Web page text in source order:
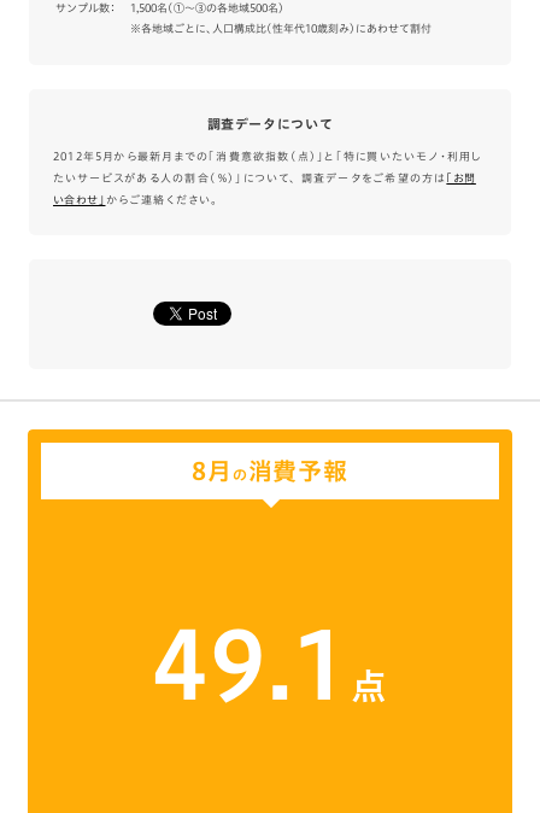
サンプル数：
1,500名（①～③の各地域500名）
※各地域ごとに、人口構成比（性年代10歳刻み）にあわせて割付
調査データについて
2012年5月から最新月までの「消費意欲指数（点）」と「特に買いたいモノ・利用し
たいサービスがある人の割合（％）」について、 調査データをご希望の方は ｢お問
い合わせ｣ からご連絡ください。
8月 の消費予報
49.1 点